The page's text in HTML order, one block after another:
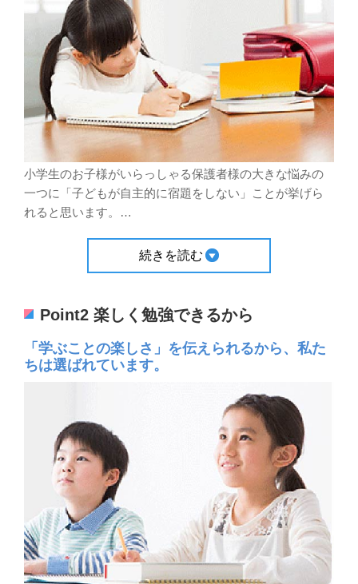
小学生のお子様がいらっしゃる保護者様の大きな悩みの
一つに「子どもが自主的に宿題をしない」ことが挙げら
れると思います。
…
続きを読む
Point2 楽しく勉強できるから
「学ぶことの楽しさ」を伝えられるから、私た
ちは選ばれています。